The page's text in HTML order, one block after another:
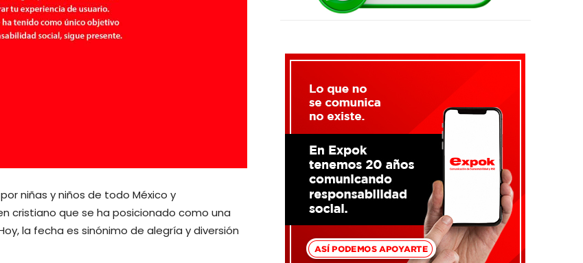
niñas y niños de todo México y
cristiano que se ha posicionado como una
la fecha es sinónimo de alegría y diversión